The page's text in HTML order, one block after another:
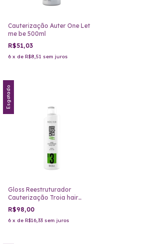
Cauterização Auter One Let
me be 500ml
R$51,03
6 x de R$8,51 sem juros
Esgotado
Gloss Reestruturador
Cauterização Troia hair
500ml passo 3
R$98,00
6 x de R$16,33 sem juros